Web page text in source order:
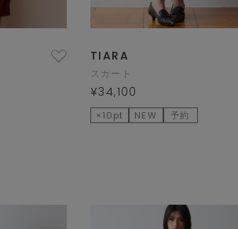
TIARA
スカート
¥34,100
×10pt NEW 予約